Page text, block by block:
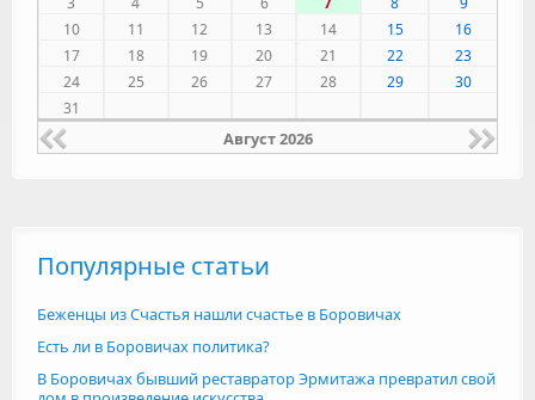
10
11 12 13 14 15
16
17
18 19 20 21 22
23
24
25 26 27 28 29
30
31
Август 2026
Популярные статьи
Беженцы из Счастья нашли счастье в Боровичах
Есть ли в Боровичах политика?
В Боровичах бывший реставратор Эрмитажа превратил свой